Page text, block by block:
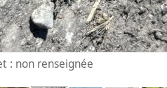
: non renseignée